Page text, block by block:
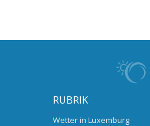
RUBRIK
Wetter in Luxemburg